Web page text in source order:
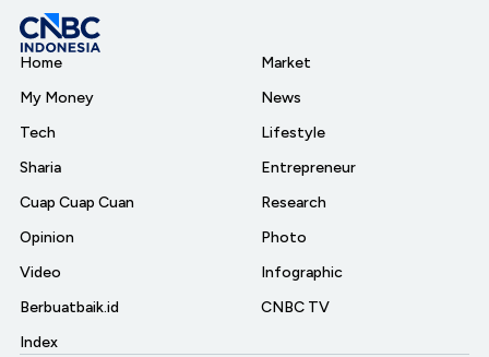
Home
My Money
Tech
Sharia
Cuap Cuap Cuan
Opinion
Video
Berbuatbaik.id
Index
Market
News
Lifestyle
Entrepreneur
Research
Photo
Infographic
CNBC TV